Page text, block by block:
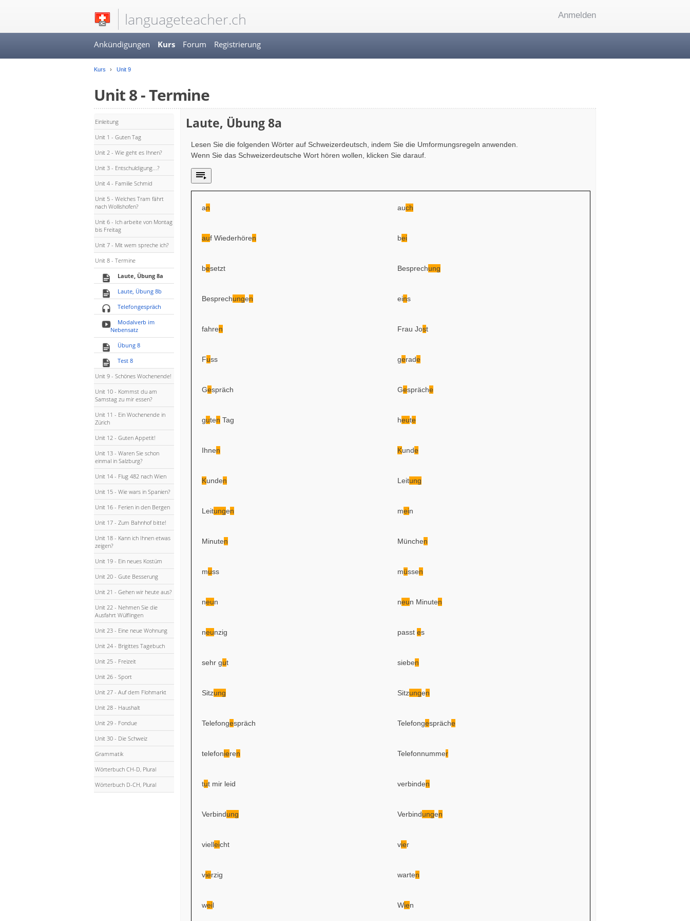
languageteacher.ch Anmelden
Ankündigungen Kurs Forum Registrierung
Kurs Unit 9
Unit 8 - Termine
Einleitung
Unit 1 - Guten Tag
Unit 2 - Wie geht es Ihnen?
Unit 3 - Entschuldigung...?
Unit 4 - Familie Schmid
Unit 5 - Welches Tram fährt
nach Wollishofen?
Unit 6 - Ich arbeite von Montag
bis Freitag
Unit 7 - Mit wem spreche ich?
Unit 8 - Termine
Laute, Übung 8a
Laute, Übung 8b
Telefongespräch
Modalverb im
Nebensatz
Übung 8
Test 8
Unit 9 - Schönes Wochenende!
Unit 10 - Kommst du am
Samstag zu mir essen?
Unit 11 - Ein Wochenende in
Zürich
Unit 12 - Guten Appetit!
Unit 13 - Waren Sie schon
einmal in Salzburg?
Unit 14 - Flug 482 nach Wien
Unit 15 - Wie wars in Spanien?
Unit 16 - Ferien in den Bergen
Unit 17 - Zum Bahnhof bitte!
Unit 18 - Kann ich Ihnen etwas
zeigen?
Unit 19 - Ein neues Kostüm
Unit 20 - Gute Besserung
Unit 21 - Gehen wir heute aus?
Unit 22 - Nehmen Sie die
Ausfahrt Wülflingen
Unit 23 - Eine neue Wohnung
Unit 24 - Brigittes Tagebuch
Unit 25 - Freizeit
Unit 26 - Sport
Unit 27 - Auf dem Flohmarkt
Unit 28 - Haushalt
Unit 29 - Fondue
Unit 30 - Die Schweiz
Grammatik
Wörterbuch CH-D, Plural
Wörterbuch D-CH, Plural
Laute, Übung 8a
Lesen Sie die folgenden Wörter auf Schweizerdeutsch, indem Sie die Umformungsregeln anwenden.
Wenn Sie das Schweizerdeutsche Wort hören wollen, klicken Sie darauf.
an auch
auf Wiederhören bei
besetzt Besprechung
Besprechungen eins
fahren Frau Jost
Fuss gerade
Gespräch Gespräche
guten Tag heute
Ihnen Kunde
Kunden Leitung
Leitungen mein
Minuten München
muss müssen
neun neun Minuten
neunzig passt es
sehr gut sieben
Sitzung Sitzungen
Telefongespräch Telefongespräche
telefonieren Telefonnummer
tut mir leid verbinden
Verbindung Verbindungen
vielleicht vier
vierzig warten
weil Wien